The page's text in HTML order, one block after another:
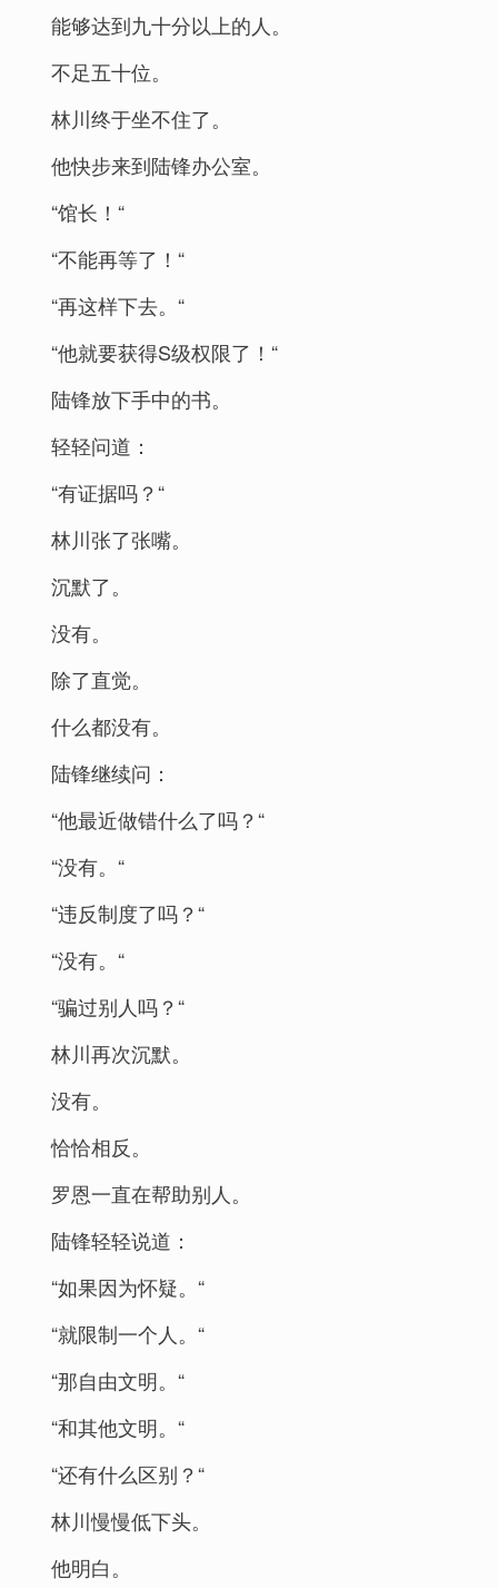
能够达到九十分以上的人。
不足五十位。
林川终于坐不住了。
他快步来到陆锋办公室。
“馆长！“
“不能再等了！“
“再这样下去。“
“他就要获得S级权限了！“
陆锋放下手中的书。
轻轻问道：
“有证据吗？“
林川张了张嘴。
沉默了。
没有。
除了直觉。
什么都没有。
陆锋继续问：
“他最近做错什么了吗？“
“没有。“
“违反制度了吗？“
“没有。“
“骗过别人吗？“
林川再次沉默。
没有。
恰恰相反。
罗恩一直在帮助别人。
陆锋轻轻说道：
“如果因为怀疑。“
“就限制一个人。“
“那自由文明。“
“和其他文明。“
“还有什么区别？“
林川慢慢低下头。
他明白。